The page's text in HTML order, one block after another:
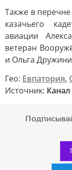
Также в
казачьего
авиации
ветеран
и Ольга
Гео: Евпатория,
Источник: